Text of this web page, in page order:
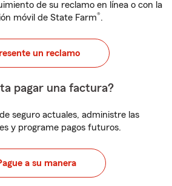
de su reclamo en línea o con la
móvil de State Farm®.
un reclamo
pagar una factura?
seguro actuales, administre las
y programe pagos futuros.
a su manera